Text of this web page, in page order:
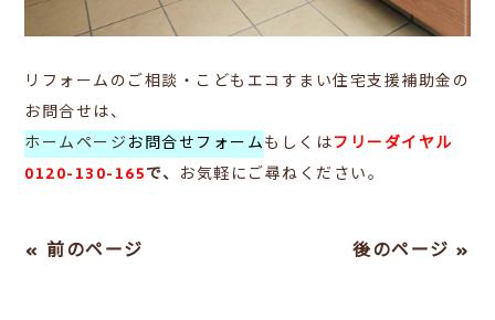
リフォームのご相談・こどもエコすまい住宅支援補助金の
お問合せは、
ホームページお問合せフォームもしくはフリーダイヤル
0120-130-165で、 お気軽にご尋ねください。
« 前のページ 後のページ »